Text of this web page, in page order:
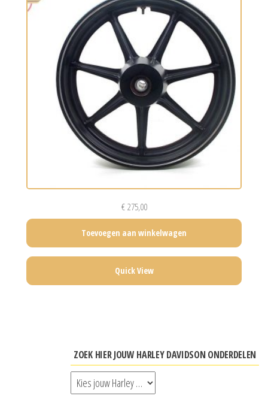
€275,00
Toevoegen aan winkelwagen
Quick View
ZOEK HIER JOUW HARLEY DAVIDSON ONDERDELEN